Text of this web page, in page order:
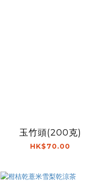
玉竹頭(200克)
HK$70.00